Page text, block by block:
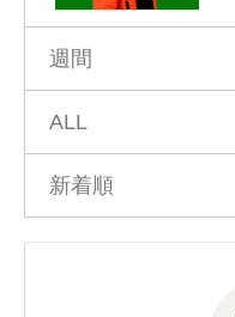
週間
ALL
新着順